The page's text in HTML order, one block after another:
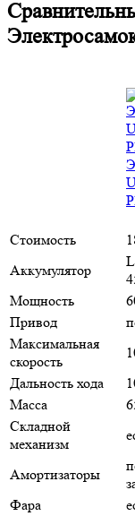
Стоимость
Аккумулятор
Мощность
Привод
Максимальная
скорость
Дальность хода
Масса
Складной
механизм
Амортизаторы
Фара